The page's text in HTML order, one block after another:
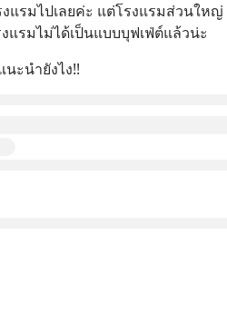
รมไปเลยค่ะ แต่โรงแรมส่วนใหญ่
แรมไม่ได้เป็นแบบบุฟเฟ่ต์แล้วน่ะ
ะนำยังไง!!